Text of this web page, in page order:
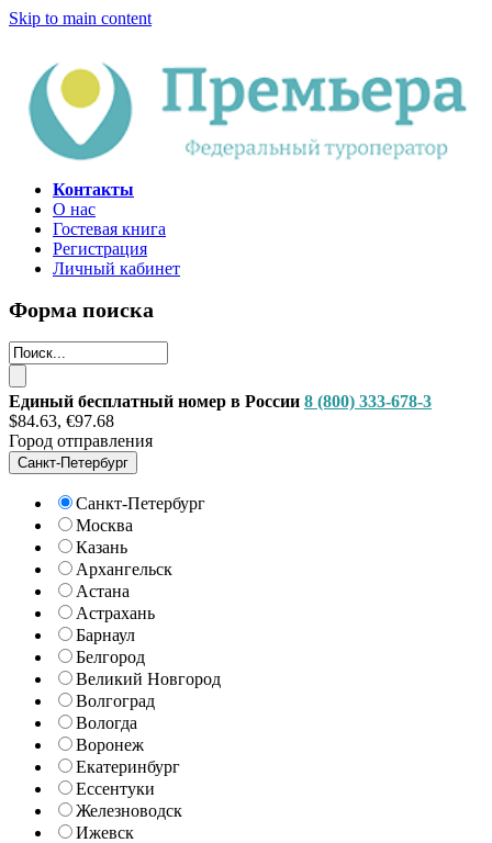
Skip to main content
Контакты
О нас
Гостевая книга
Регистрация
Личный кабинет
Форма поиска
Единый бесплатный номер в России 8 (800) 333-678-3
$84.63, €97.68
Город отправления
Санкт-Петербург
Санкт-Петербург
Москва
Казань
Архангельск
Астана
Астрахань
Барнаул
Белгород
Великий Новгород
Волгоград
Вологда
Воронеж
Екатеринбург
Ессентуки
Железноводск
Ижевск